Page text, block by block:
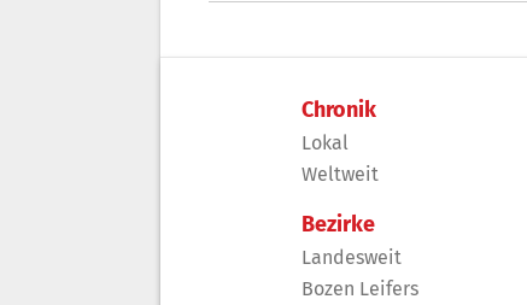
Chronik
Lokal
Weltweit
Bezirke
Landesweit
Bozen Leifers